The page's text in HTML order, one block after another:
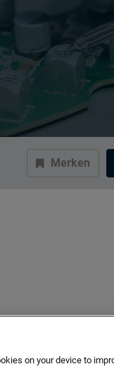
Merken
on your device to